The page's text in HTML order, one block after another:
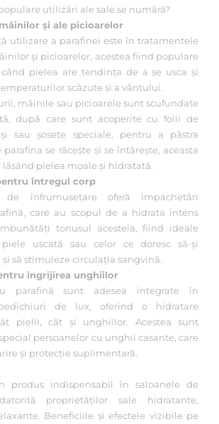
utilizări ale sale se numără?
și ale picioarelor
utilizare a parafinei este în tratamentele
și picioarelor, acestea fiind populare
pielea are tendința de a se usca și
scăzute și a vântului.
mâinile sau picioarele sunt scufundate
după care sunt acoperite cu folii de
sau șosete speciale, pentru a păstra
se răcește și se întărește, aceasta
pielea moale și hidratată.
întregul corp
de înfrumusețare oferă împachetări
care au scopul de a hidrata intens
tonusul acesteia, fiind ideale
uscată sau celor ce doresc să-și
să stimuleze circulația sangvină.
îngrijirea unghiilor
parafină sunt adesea integrate în
de lux, oferind o hidratare
pielii, cât și unghiilor. Acestea sunt
persoanelor cu unghii casante, care
și protecție suplimentară.
produs indispensabil în saloanele de
proprietăților sale hidratante,
Beneficiile și efectele vizibile pe